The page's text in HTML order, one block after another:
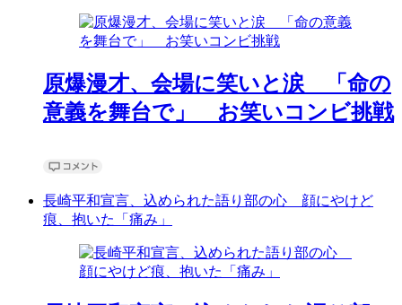
原爆漫才、会場に笑いと涙 「命の
意義を舞台で」 お笑いコンビ挑戦
長崎平和宣言、込められた語り部の心 顔にやけど
痕、抱いた「痛み」